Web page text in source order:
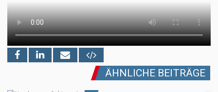
ÄHNLICHE BEITRÄGE